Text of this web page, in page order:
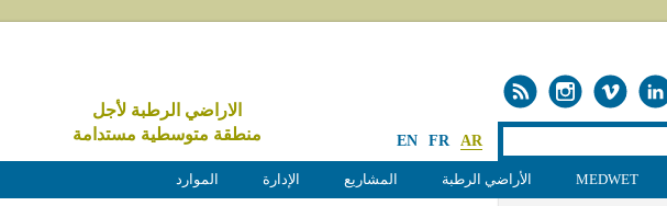
الاراضي الرطبة لأجل
منطقة متوسطية مستدامة
EN FR AR
MEDWET الأراضي الرطبة المشاريع الإدارة الموارد